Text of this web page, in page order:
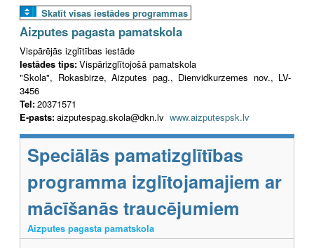
Skatīt visas iestādes programmas
Aizputes pagasta pamatskola
Vispārējās izglītības iestāde
Iestādes tips:Vispārizglītojošā pamatskola
"Skola", Rokasbirze, Aizputes pag., Dienvidkurzemes nov., LV-
3456
Tel:20371571
E-pasts:aizputespag.skola@dkn.lv www.aizputespsk.lv
Speciālās pamatizglītības
programma izglītojamajiem ar
mācīšanās traucējumiem
Aizputes pagasta pamatskola